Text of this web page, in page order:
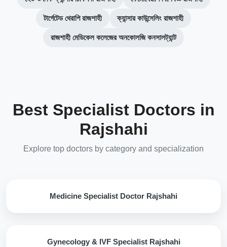
টার্গেটেড থেরাপি রাজশাহী ক্যান্সার কাউন্সেলিং রাজশাহী
রাজশাহী মেডিকেল কলেজের অনকোলজি কনসালট্যান্ট
Best Specialist Doctors in
Rajshahi
Explore top doctors by category and specialization
Medicine Specialist Doctor Rajshahi
Gynecology & IVF Specialist Rajshahi